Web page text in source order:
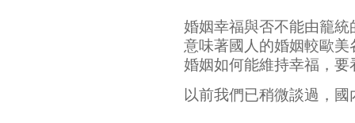
婚姻幸福與否不能由籠
意味著國人的婚姻較歐
婚姻如何能維持幸福，
以前我們已稍微談過，